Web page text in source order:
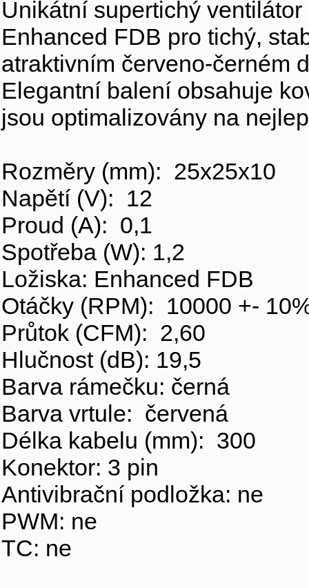
Unikátní supertichý
Enhanced FDB pro tichý,
atraktivním červeno-černém
Elegantní balení obsahuje
jsou optimalizovány na
Rozměry (mm): 25x25x10
Napětí (V): 12
Proud (A): 0,1
Spotřeba (W): 1,2
Ložiska: Enhanced FDB
Otáčky (RPM): 10000 +-
Průtok (CFM): 2,60
Hlučnost (dB): 19,5
Barva rámečku: černá
Barva vrtule: červená
Délka kabelu (mm): 300
Konektor: 3 pin
Antivibrační podložka: ne
PWM: ne
TC: ne